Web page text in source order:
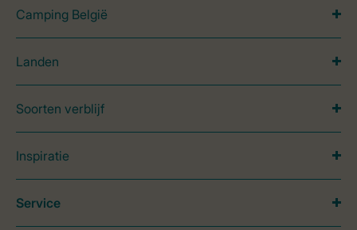
Camping België
Landen
Soorten verblijf
Inspiratie
Service